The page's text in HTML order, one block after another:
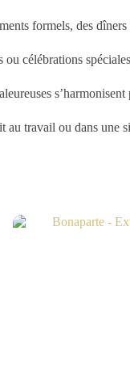
formels, des
célébrations
travail ou dans une